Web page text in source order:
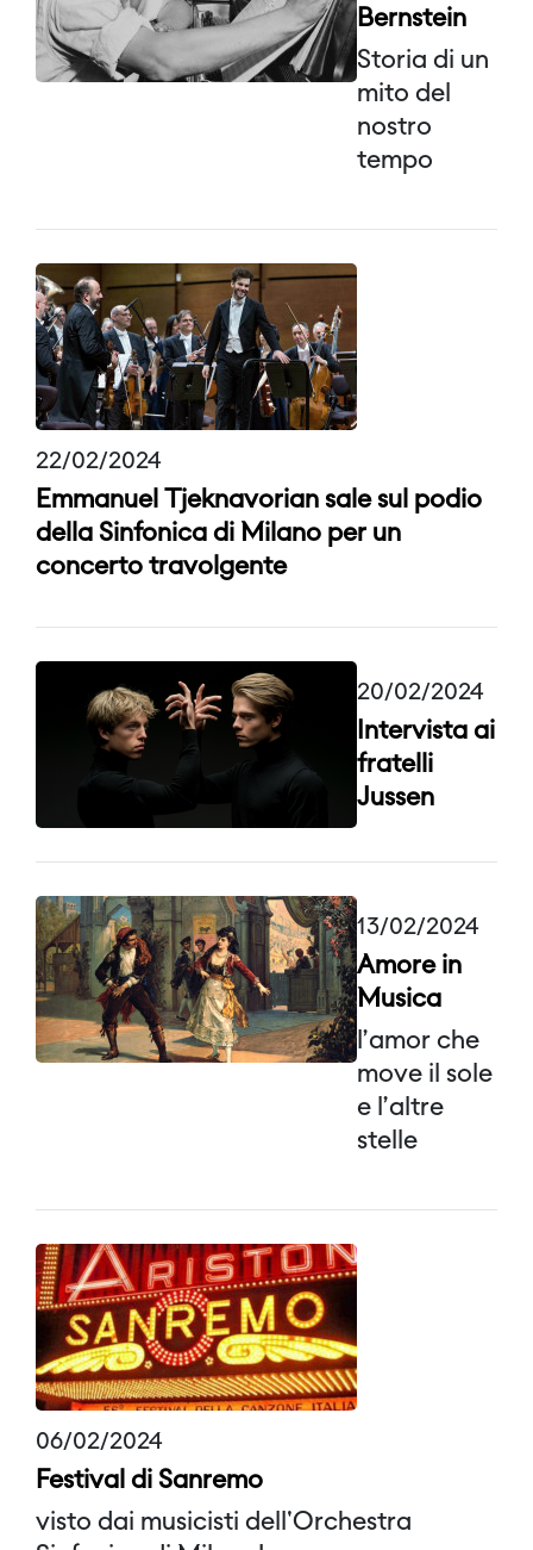
Bernstein
Storia di un
mito del
nostro
tempo
22/02/2024
Emmanuel Tjeknavorian sale sul podio
della Sinfonica di Milano per un
concerto travolgente
20/02/2024
Intervista ai
fratelli
Jussen
13/02/2024
Amore in
Musica
l’amor che
move il sole
e l’altre
stelle
06/02/2024
Festival di Sanremo
visto dai musicisti dell'Orchestra